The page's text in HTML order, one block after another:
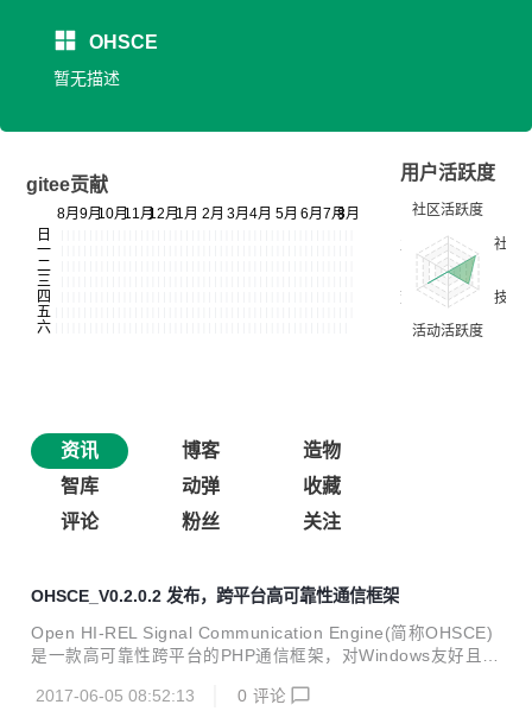
OHSCE
暂无描述
gitee贡献
用户活跃度
资讯 博客
造物
智库
动弹
收藏
评论
粉丝 关注
OHSCE_V0.2.0.2 发布，跨平台高可靠性通信框架
Open HI-REL Signal Communication Engine(简称OHSCE)
是一款高可靠性跨平台的PHP通信框架，对Windows友好且同
信，可轻松驾驭各种以太网应用和工业总线应用。OHSCE科
2017-06-05 08:52:13 0 评论